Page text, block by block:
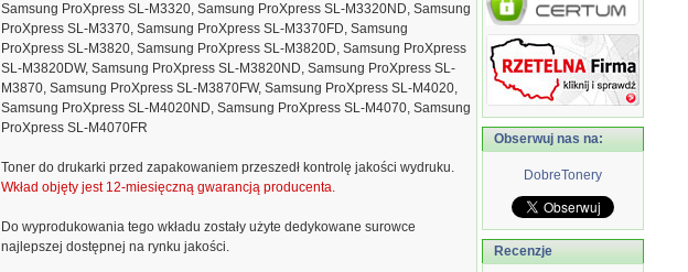
Samsung ProXpress SL-M3320, Samsung ProXpress SL-M3320ND, Samsung
ProXpress SL-M3370, Samsung ProXpress SL-M3370FD, Samsung
ProXpress SL-M3820, Samsung ProXpress SL-M3820D, Samsung ProXpress
SL-M3820DW, Samsung ProXpress SL-M3820ND, Samsung ProXpress SL-
M3870, Samsung ProXpress SL-M3870FW, Samsung ProXpress SL-M4020,
Samsung ProXpress SL-M4020ND, Samsung ProXpress SL-M4070, Samsung
ProXpress SL-M4070FR
Toner do drukarki przed zapakowaniem przeszedł kontrolę jakości wydruku.
Wkład objęty jest 12-miesięczną gwarancją producenta.
Do wyprodukowania tego wkładu zostały użyte dedykowane surowce
najlepszej dostępnej na rynku jakości.
Obserwuj nas na:
DobreTonery
Recenzje